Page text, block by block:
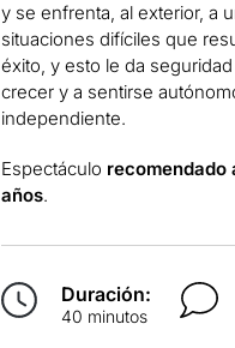
y se enfrenta, al exterior, a
situaciones difíciles que
éxito, y esto le da
crecer y a sentirse
independiente.
Espectáculo recomendado
años.
Duración:
40 minutos